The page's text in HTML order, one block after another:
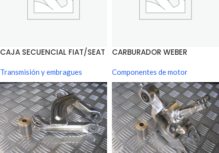
CAJA SECUENCIAL FIAT/SEAT
Transmisión y embragues
CARBURADOR WEBER
Componentes de motor